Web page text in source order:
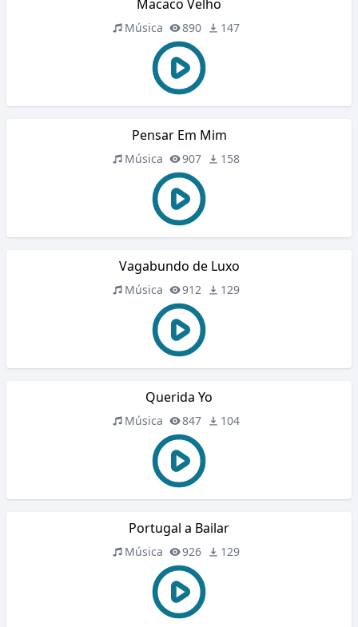
Macaco Velho
Música 890 147
Pensar Em Mim
Música 907 158
Vagabundo de Luxo
Música 912 129
Querida Yo
Música 847 104
Portugal a Bailar
Música 926 129